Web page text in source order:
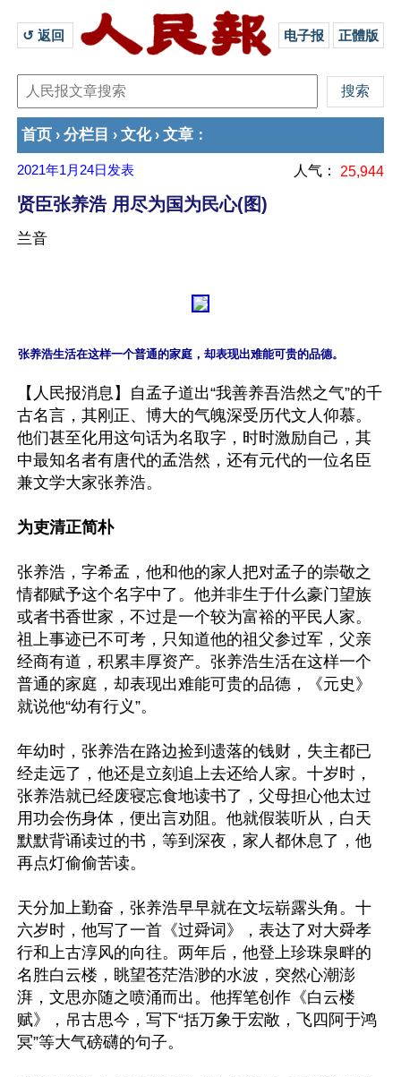
↺ 返回 电子报 正體版
首页 › 分栏目 › 文化› 文章 ：
2021年1月24日 发表 人气： 25,944
贤臣张养浩 用尽为国为民心(图)
兰音
【人民报消息】自孟子道出“我善养吾浩然之气”的千
古名言，其刚正、博大的气魄深受历代文人仰慕。
他们甚至化用这句话为名取字，时时激励自己，其
中最知名者有唐代的孟浩然，还有元代的一位名臣
兼文学大家张养浩。
为吏清正简朴
张养浩，字希孟，他和他的家人把对孟子的崇敬之
情都赋予这个名字中了。他并非生于什么豪门望族
或者书香世家，不过是一个较为富裕的平民人家。
祖上事迹已不可考，只知道他的祖父参过军，父亲
经商有道，积累丰厚资产。张养浩生活在这样一个
普通的家庭，却表现出难能可贵的品德，《元史》
就说他“幼有行义”。
年幼时，张养浩在路边捡到遗落的钱财，失主都已
经走远了，他还是立刻追上去还给人家。十岁时，
张养浩就已经废寝忘食地读书了，父母担心他太过
用功会伤身体，便出言劝阻。他就假装听从，白天
默默背诵读过的书，等到深夜，家人都休息了，他
再点灯偷偷苦读。
天分加上勤奋，张养浩早早就在文坛崭露头角。十
六岁时，他写了一首《过舜词》，表达了对大舜孝
行和上古淳风的向往。两年后，他登上珍珠泉畔的
名胜白云楼，眺望苍茫浩渺的水波，突然心潮澎
湃，文思亦随之喷涌而出。他挥笔创作《白云楼
赋》，吊古思今，写下“括万象于宏敞，飞四阿于鸿
冥”等大气磅礴的句子。